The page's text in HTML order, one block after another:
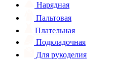
Нарядная
Пальтовая
Плательная
Подкладочная
Для рукоделия